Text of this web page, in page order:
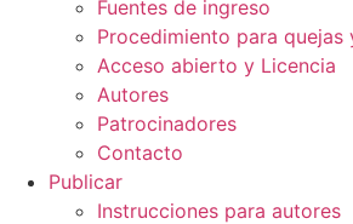
Fuentes de ingreso
Procedimiento para quejas
Acceso abierto y Licencia
Autores
Patrocinadores
Contacto
Publicar
Instrucciones para autores